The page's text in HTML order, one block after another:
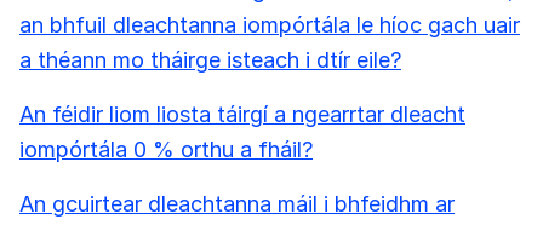
an bhfuil dleachtanna iompórtála le híoc gach uair
a théann mo tháirge isteach i dtír eile?
An féidir liom liosta táirgí a ngearrtar dleacht
iompórtála 0 % orthu a fháil?
An gcuirtear dleachtanna máil i bhfeidhm ar